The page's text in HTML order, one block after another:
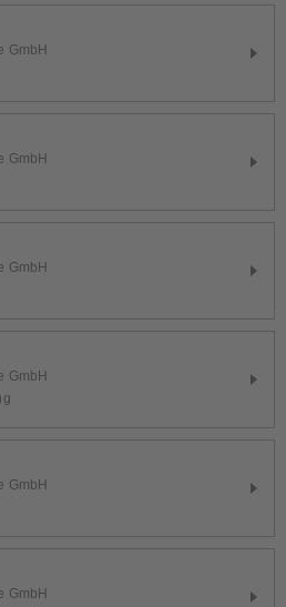
GmbH
GmbH
GmbH
GmbH
GmbH
GmbH